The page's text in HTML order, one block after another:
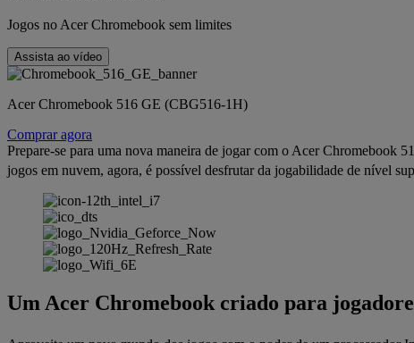
Jogos no Acer Chromebook sem limites
Assista ao vídeo
Acer Chromebook 516 GE (CBG516-1H)
Comprar agora
Prepare-se para uma nova maneira de jogar com o Acer Chromebook
jogos em nuvem, agora, é possível desfrutar da jogabilidade de nível
Um Acer Chromebook criado para